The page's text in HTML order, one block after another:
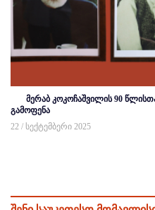
მერაბ კოკოჩაშვილის 90
გამოფენა
22 / სექტემბერი 2025